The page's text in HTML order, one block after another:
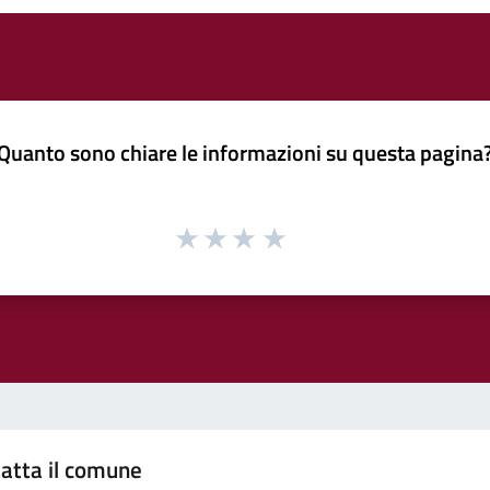
sono chiare le informazioni su questa
il comune